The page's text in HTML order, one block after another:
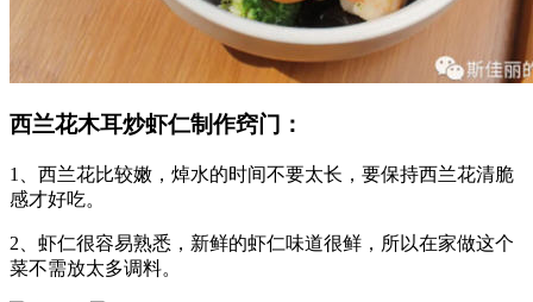
西兰花木耳炒虾仁制作窍门：
1、西兰花比较嫩，焯水的时间不要太长，要保持西兰花清脆
感才好吃。
2、虾仁很容易熟悉，新鲜的虾仁味道很鲜，所以在家做这个
菜不需放太多调料。